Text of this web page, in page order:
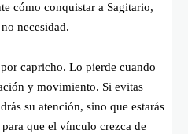
cómo conquistar a Sagitario,
necesidad.
capricho. Lo pierde cuando
y movimiento. Si evitas
su atención, sino que estarás
que el vínculo crezca de